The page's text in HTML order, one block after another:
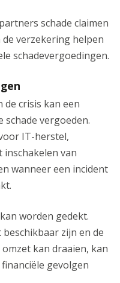
schade claimen
verzekering helpen
schadevergoedingen.
crisis kan een
vergoeden.
IT-herstel,
van
wanneer een incident
worden gedekt.
zijn en de
kan draaien, kan
gevolgen